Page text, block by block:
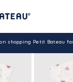
shopping Petit Bateau
est assurée partout en